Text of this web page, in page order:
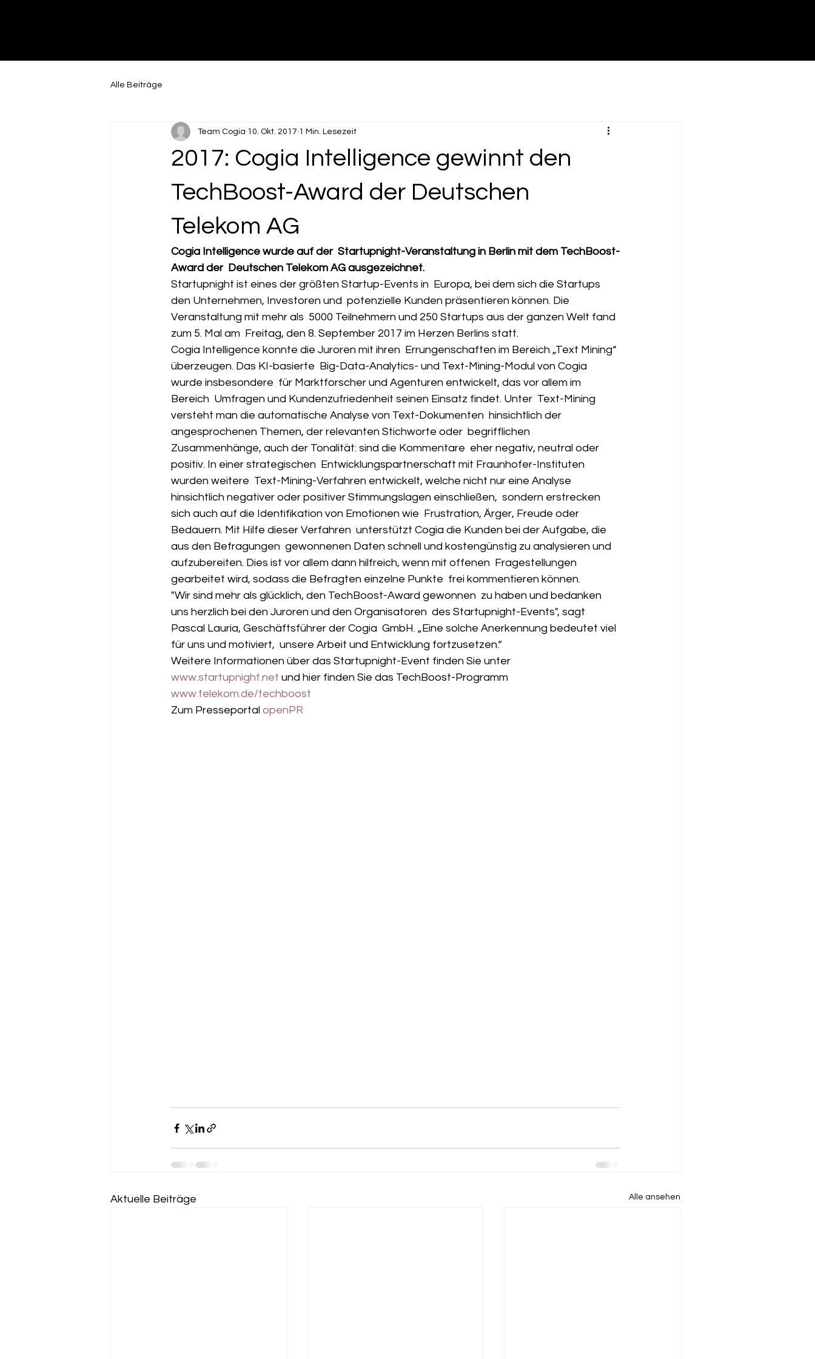
Alle Beiträge
2017: Cogia Intelligence gewinnt den
TechBoost-Award der Deutschen
Telekom AG
Team Cogia 10. Okt. 2017 1 Min. Lesezeit
Cogia Intelligence wurde auf der  Startupnight-Veranstaltung in Berlin mit dem TechBoost-
Award der  Deutschen Telekom AG ausgezeichnet.
Startupnight ist eines der größten Startup-Events in  Europa, bei dem sich die Startups
den Unternehmen, Investoren und  potenzielle Kunden präsentieren können. Die
Veranstaltung mit mehr als  5000 Teilnehmern und 250 Startups aus der ganzen Welt fand
zum 5. Mal am  Freitag, den 8. September 2017 im Herzen Berlins statt.
Cogia Intelligence konnte die Juroren mit ihren  Errungenschaften im Bereich „Text Mining“
überzeugen. Das KI-basierte  Big-Data-Analytics- und Text-Mining-Modul von Cogia
wurde insbesondere  für Marktforscher und Agenturen entwickelt, das vor allem im
Bereich  Umfragen und Kundenzufriedenheit seinen Einsatz findet. Unter  Text-Mining
versteht man die automatische Analyse von Text-Dokumenten  hinsichtlich der
angesprochenen Themen, der relevanten Stichworte oder  begrifflichen
Zusammenhänge, auch der Tonalität: sind die Kommentare  eher negativ, neutral oder
positiv. In einer strategischen  Entwicklungspartnerschaft mit Fraunhofer-Instituten
wurden weitere  Text-Mining-Verfahren entwickelt, welche nicht nur eine Analyse
hinsichtlich negativer oder positiver Stimmungslagen einschließen,  sondern erstrecken
sich auch auf die Identifikation von Emotionen wie  Frustration, Ärger, Freude oder
Bedauern. Mit Hilfe dieser Verfahren  unterstützt Cogia die Kunden bei der Aufgabe, die
aus den Befragungen  gewonnenen Daten schnell und kostengünstig zu analysieren und
aufzubereiten. Dies ist vor allem dann hilfreich, wenn mit offenen  Fragestellungen
gearbeitet wird, sodass die Befragten einzelne Punkte  frei kommentieren können.
"Wir sind mehr als glücklich, den TechBoost-Award gewonnen  zu haben und bedanken
uns herzlich bei den Juroren und den Organisatoren  des Startupnight-Events", sagt
Pascal Lauria, Geschäftsführer der Cogia  GmbH. „Eine solche Anerkennung bedeutet viel
für uns und motiviert,  unsere Arbeit und Entwicklung fortzusetzen.“
Weitere Informationen über das Startupnight-Event finden Sie unter
www.startupnight.net und hier finden Sie das TechBoost-Programm
www.telekom.de/techboost
Zum Presseportal openPR
Aktuelle Beiträge Alle ansehen